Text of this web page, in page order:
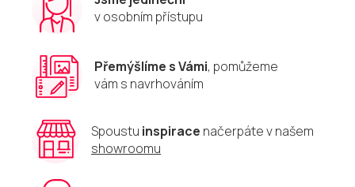
v osobním přístupu
Přemýšlíme s Vámi, pomůžeme
vám s navrhováním
Spoustu inspirace načerpáte v našem
showroomu